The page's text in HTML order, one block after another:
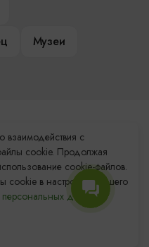
Музеи
взаимодействия с
cookie. Продолжая
cookie-файлов.
cookie в настройках Вашего
данных.